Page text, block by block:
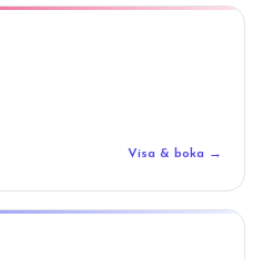
Visa & boka →